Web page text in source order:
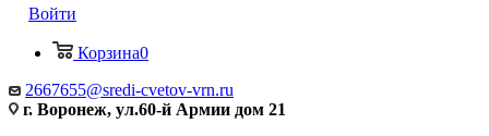
Войти
Корзина0
2667655@sredi-cvetov-vrn.ru
г. Воронеж, ул.60-й Армии дом 21